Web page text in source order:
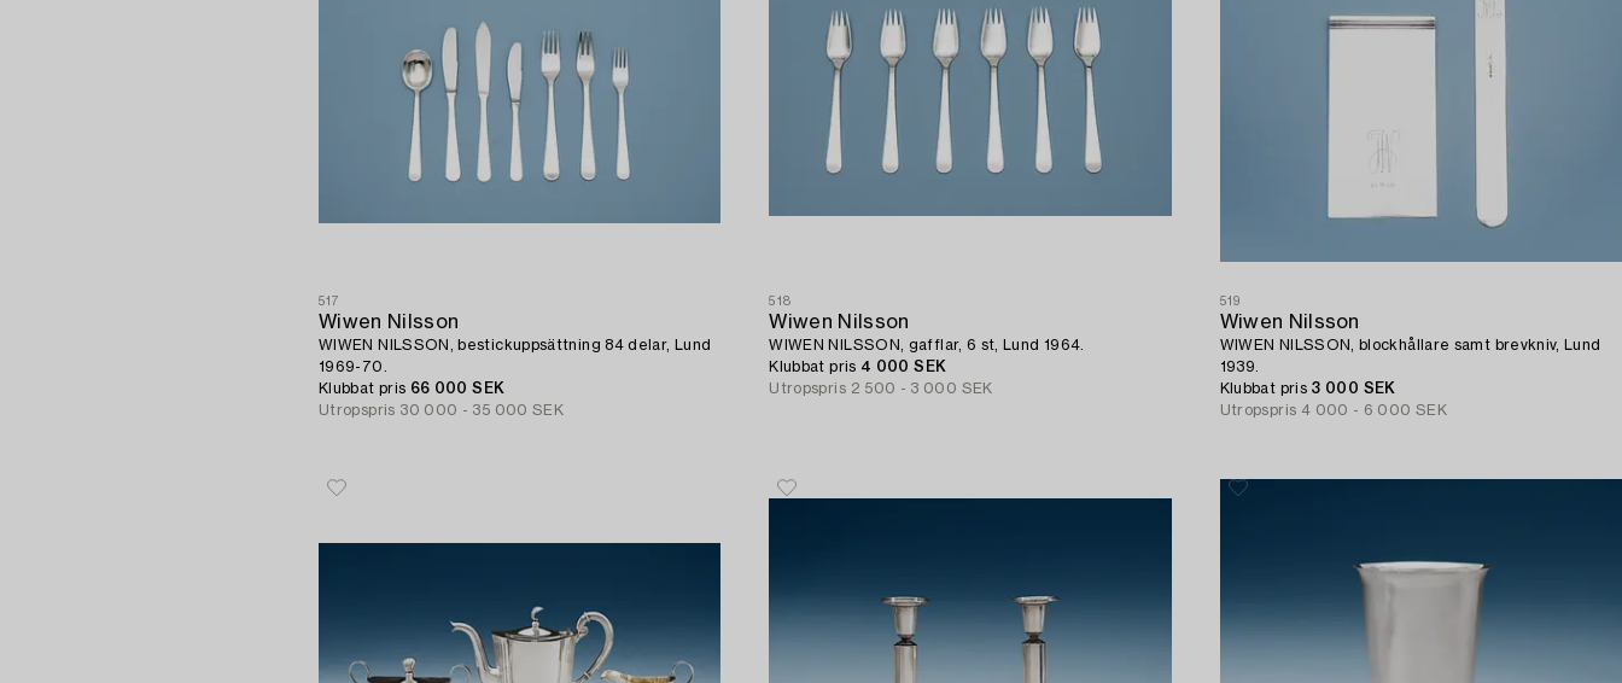
517
Wiwen Nilsson
WIWEN NILSSON, bestickuppsättning 84 delar, Lund
1969-70.
Klubbat pris 66 000 SEK
Utropspris 30 000 - 35 000 SEK
518
Wiwen Nilsson
WIWEN NILSSON, gafflar, 6 st, Lund 1964.
Klubbat pris 4 000 SEK
Utropspris 2 500 - 3 000 SEK
519
Wiwen Nilsson
WIWEN NILSSON, blockhållare samt brevkniv, Lund
1939.
Klubbat pris 3 000 SEK
Utropspris 4 000 - 6 000 SEK